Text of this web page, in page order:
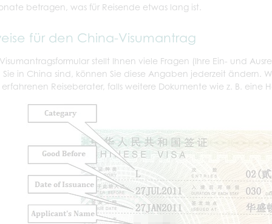
betragen, was für Reisende etwas lang ist.
für den China-Visumantrag
stellt Ihnen viele Fragen (Ihre Ein- und
in China sind, können Sie diese Angaben jederzeit ändern.
erfahrenen Reiseberater, falls weitere Dokumente wie z. B.